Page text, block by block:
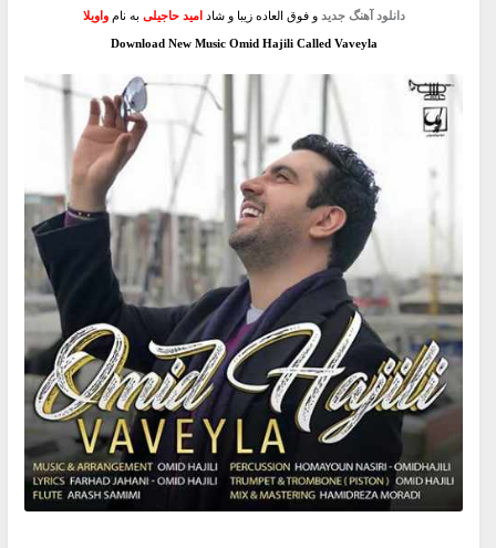
دانلود آهنگ جدید و فوق العاده زیبا و شادامید حاجیلی به نام واویلا
Download New Music Omid Hajili Called Vaveyla